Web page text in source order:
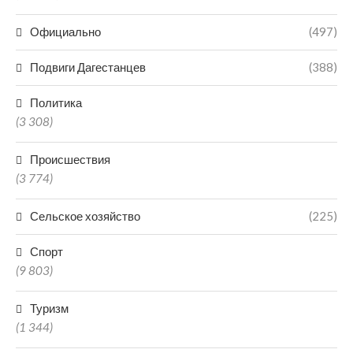
Официально (497)
Подвиги Дагестанцев (388)
Политика
(3 308)
Происшествия
(3 774)
Сельское хозяйство (225)
Спорт
(9 803)
Туризм
(1 344)